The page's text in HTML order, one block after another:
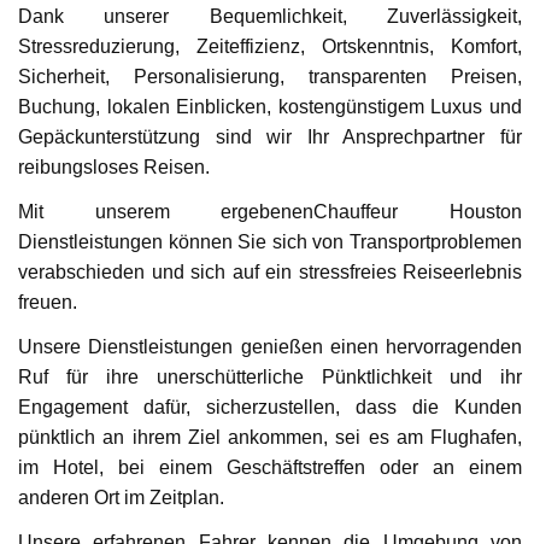
Dank unserer Bequemlichkeit, Zuverlässigkeit,
Stressreduzierung, Zeiteffizienz, Ortskenntnis, Komfort,
Sicherheit, Personalisierung, transparenten Preisen,
Buchung, lokalen Einblicken, kostengünstigem Luxus und
Gepäckunterstützung sind wir Ihr Ansprechpartner für
reibungsloses Reisen.
Mit unserem ergebenenChauffeur Houston
Dienstleistungen können Sie sich von Transportproblemen
verabschieden und sich auf ein stressfreies Reiseerlebnis
freuen.
Unsere Dienstleistungen genießen einen hervorragenden
Ruf für ihre unerschütterliche Pünktlichkeit und ihr
Engagement dafür, sicherzustellen, dass die Kunden
pünktlich an ihrem Ziel ankommen, sei es am Flughafen,
im Hotel, bei einem Geschäftstreffen oder an einem
anderen Ort im Zeitplan.